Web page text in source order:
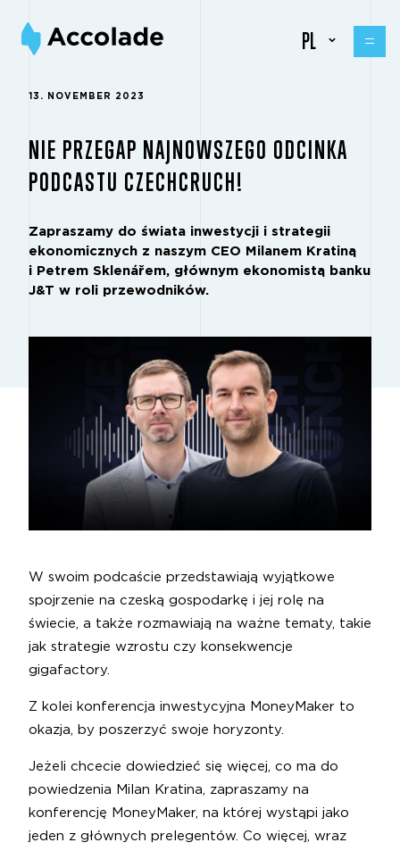
PL
13. NOVEMBER 2023
NIE PRZEGAP NAJNOWSZEGO ODCINKA
PODCASTU CZECHCRUCH!
Zapraszamy do świata inwestycji i strategii
ekonomicznych z naszym CEO Milanem Kratiną
i Petrem Sklenářem, głównym ekonomistą banku
J&T w roli przewodników.
W swoim podcaście przedstawiają wyjątkowe
spojrzenie na czeską gospodarkę i jej rolę na
świecie, a także rozmawiają na ważne tematy, takie
jak strategie wzrostu czy konsekwencje
gigafactory.
Z kolei konferencja inwestycyjna MoneyMaker to
okazja, by poszerzyć swoje horyzonty.
Jeżeli chcecie dowiedzieć się więcej, co ma do
powiedzenia Milan Kratina, zapraszamy na
konferencję MoneyMaker, na której wystąpi jako
jeden z głównych prelegentów. Co więcej, wraz